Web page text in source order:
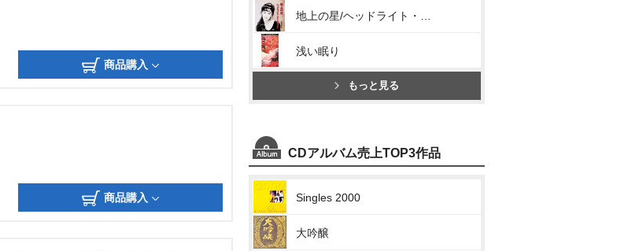
商品購入
商品購入
浅い眠り
もっと見る
CDアルバム売上TOP3作品
Singles 2000
大吟醸